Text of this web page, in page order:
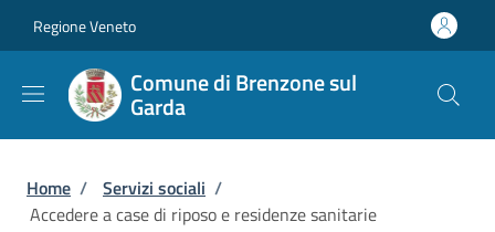
Regione Veneto
Comune di Brenzone sul
Garda
Briciole di pane
Home / Servizi sociali /
Accedere a case di riposo e residenze sanitarie